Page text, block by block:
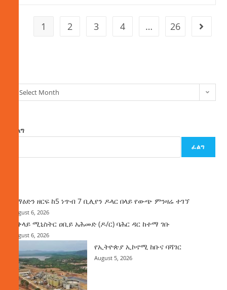
1 2 3 4 … 26
Select Month
ፈልግ
ፈልግ
ከማዕድን ዘርፍ ከ5 ነጥብ 7 ቢሊየን ዶላር በላይ የውጭ ምንዛሬ ተገኘ
August 6, 2026
ጠቅላይ ሚኒስትር ዐቢይ አሕመድ (ዶ/ር) ባሕር ዳር ከተማ ገቡ
August 6, 2026
የኢትዮጵያ ኢኮኖሚ ከቡና ባሻገር
August 5, 2026